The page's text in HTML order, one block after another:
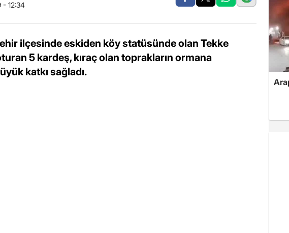
- 12:34
ilçesinde eskiden köy statüsünde olan Tekke
5 kardeş, kıraç olan toprakların ormana
katkı sağladı.